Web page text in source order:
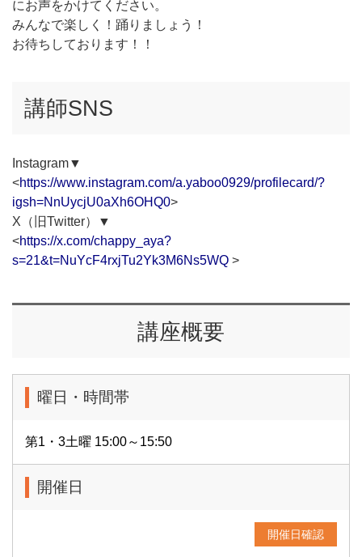
にお声をかけてください。
みんなで楽しく！踊りましょう！
お待ちしております！！
講師SNS
Instagram▼
<https://www.instagram.com/a.yaboo0929/profilecard/?
igsh=NnUycjU0aXh6OHQ0>
X（旧Twitter）▼
<https://x.com/chappy_aya?
s=21&t=NuYcF4rxjTu2Yk3M6Ns5WQ >
講座概要
曜日・時間帯
第1・3土曜 15:00～15:50
開催日
開催日確認